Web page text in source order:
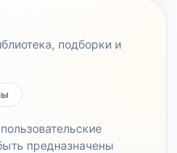
подборки и
предназначены